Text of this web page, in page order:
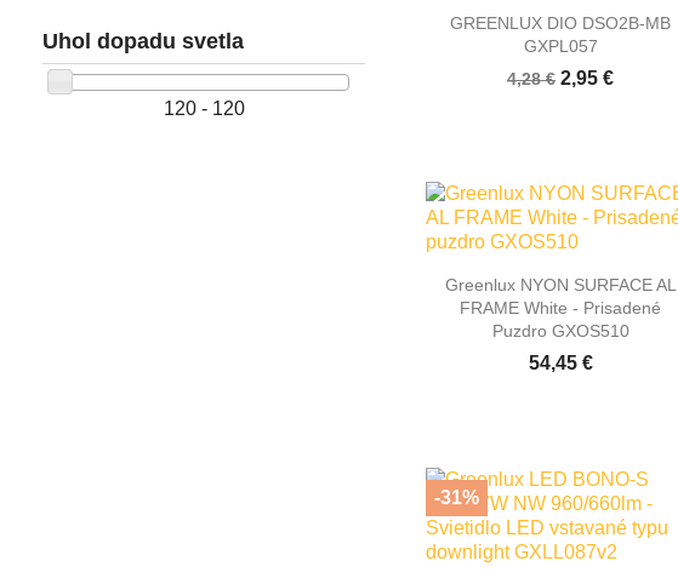
Uhol dopadu svetla
120 - 120
 Rýchly náhľad
GREENLUX DIO DSO2B-MB
GXPL057
4,28 € 2,95 €
 Rýchly náhľad
Greenlux NYON SURFACE AL
FRAME White - Prisadené
Puzdro GXOS510
54,45 €
-31%